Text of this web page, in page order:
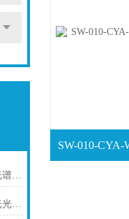
工厂直销DF-2000转炉渣荧光光谱仪技术参数
工厂直销DF-2000钢铁冶炼荧光光谱仪技术参数